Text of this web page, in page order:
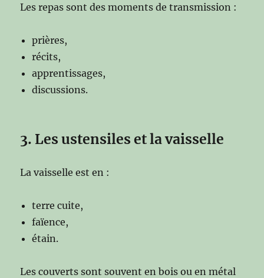
Les repas sont des moments de transmission :
prières,
récits,
apprentissages,
discussions.
3. Les ustensiles et la vaisselle
La vaisselle est en :
terre cuite,
faïence,
étain.
Les couverts sont souvent en bois ou en métal